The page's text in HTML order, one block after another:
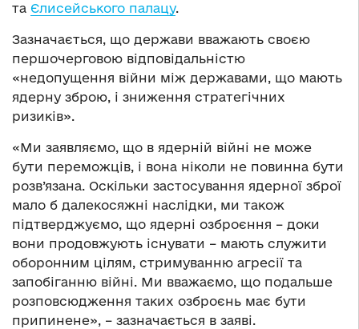
та Єлисейського палацу.
Зазначається, що держави вважають своєю
першочерговою відповідальністю
«недопущення війни між державами, що мають
ядерну зброю, і зниження стратегічних
ризиків».
«Ми заявляємо, що в ядерній війні не може
бути переможців, і вона ніколи не повинна бути
розв’язана. Оскільки застосування ядерної зброї
мало б далекосяжні наслідки, ми також
підтверджуємо, що ядерні озброєння – доки
вони продовжують існувати – мають служити
оборонним цілям, стримуванню агресії та
запобіганню війні. Ми вважаємо, що подальше
розповсюдження таких озброєнь має бути
припинене», – зазначається в заяві.